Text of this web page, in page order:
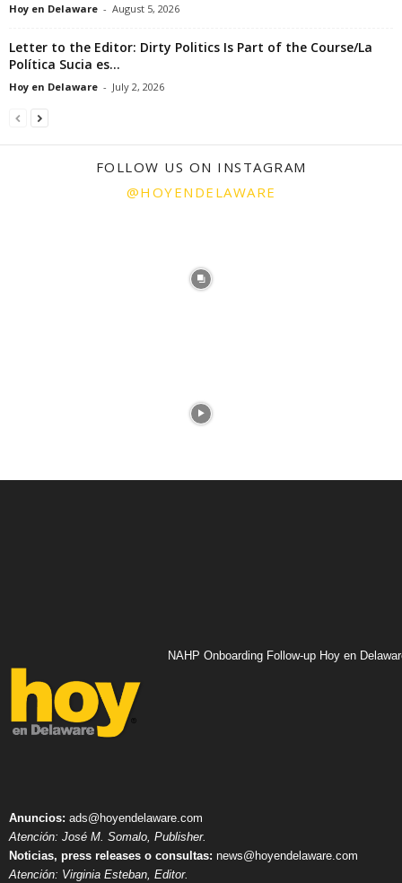
Hoy en Delaware - August 5, 2026
Letter to the Editor: Dirty Politics Is Part of the Course/La
Política Sucia es...
Hoy en Delaware - July 2, 2026
FOLLOW US ON INSTAGRAM
@HOYENDELAWARE
NAHP Onboarding Follow-up Hoy en
Anuncios: ads@hoyendelaware.com
Atención: José M. Somalo, Publisher.
Noticias, press releases o consultas: news@hoyendelaware.com
Atención: Virginia Esteban, Editor.